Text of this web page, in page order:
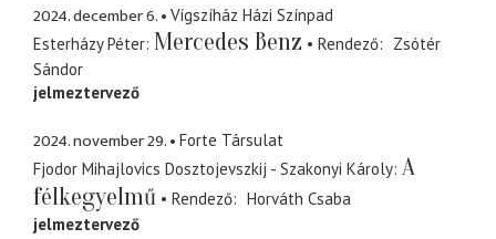
2024. december 6.
Vígszíház Házi Színpad
Esterházy Péter Mercedes Benz Rendező
Zsótér
Sándor
jelmeztervező
2024. november 29.
Forte Társulat
Fjodor Mihajlovics Dosztojevszkij - Szakonyi Károly A
félkegyelmű
Rendező
Horváth Csaba
jelmeztervező